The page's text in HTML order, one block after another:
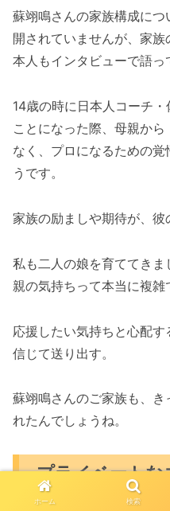
蘇翊鳴さんの家族構成に
開されていませんが、家
本人もインタビューで語っ
14歳の時に日本人コーチ
ことになった際、母親か
なく、プロになるための
うです。
家族の励ましや期待が、彼
私も二人の娘を育ててき
親の気持ちって本当に複雑
応援したい気持ちと心配
信じて送り出す。
蘇翊鳴さんのご家族も、
れたんでしょうね。
プライベートな
ホーム 検索